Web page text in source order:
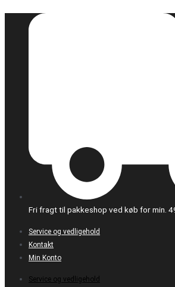
Fri fragt til pakkeshop ved køb for min.
Service og vedligehold
Kontakt
Min Konto
Service og vedligehold